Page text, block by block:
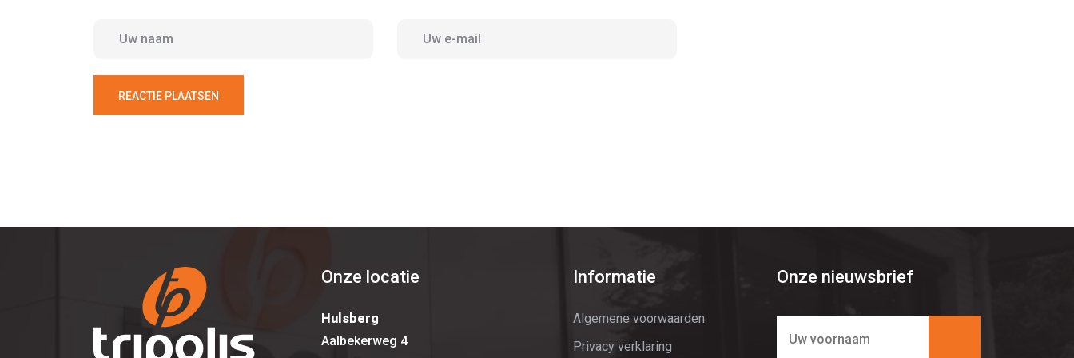
REACTIE PLAATSEN
Onze locatie
Hulsberg
Aalbekerweg 4
Informatie
Algemene voorwaarden
Privacy verklaring
Onze nieuwsbrief